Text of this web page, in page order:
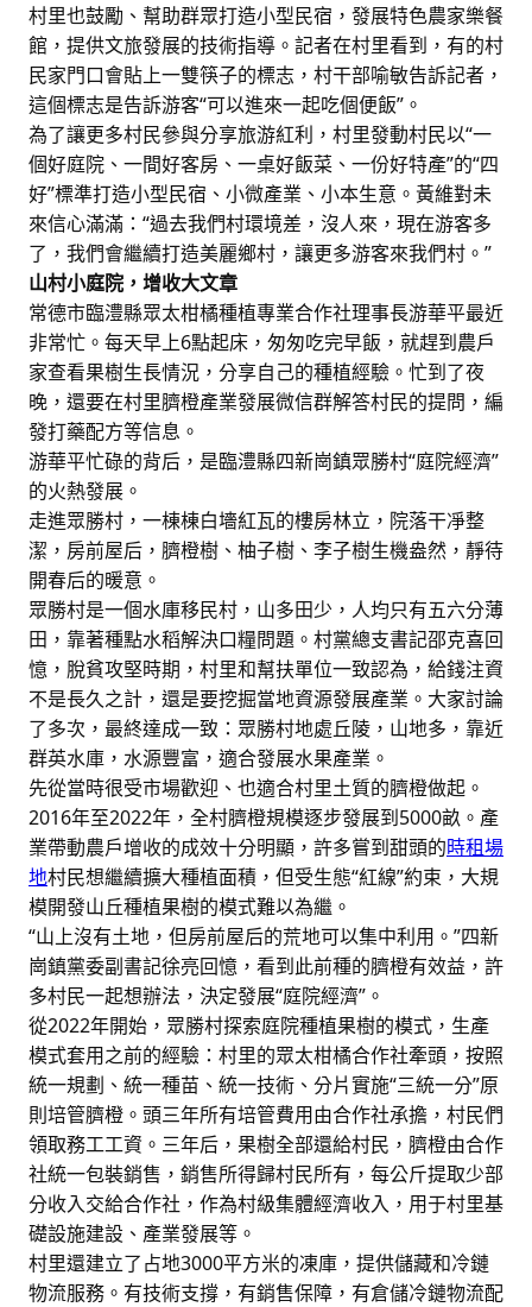
村里也鼓勵、幫助群眾打造小型民宿，發展特色農家樂餐
館，提供文旅發展的技術指導。記者在村里看到，有的村
民家門口會貼上一雙筷子的標志，村干部喻敏告訴記者，
這個標志是告訴游客“可以進來一起吃個便飯”。
為了讓更多村民參與分享旅游紅利，村里發動村民以“一
個好庭院、一間好客房、一桌好飯菜、一份好特產”的“四
好”標準打造小型民宿、小微產業、小本生意。黃維對未
來信心滿滿：“過去我們村環境差，沒人來，現在游客多
了，我們會繼續打造美麗鄉村，讓更多游客來我們村。”
山村小庭院，增收大文章
常德市臨澧縣眾太柑橘種植專業合作社理事長游華平最近
非常忙。每天早上6點起床，匆匆吃完早飯，就趕到農戶
家查看果樹生長情況，分享自己的種植經驗。忙到了夜
晚，還要在村里臍橙產業發展微信群解答村民的提問，編
發打藥配方等信息。
游華平忙碌的背后，是臨澧縣四新崗鎮眾勝村“庭院經濟”
的火熱發展。
走進眾勝村，一棟棟白墻紅瓦的樓房林立，院落干凈整
潔，房前屋后，臍橙樹、柚子樹、李子樹生機盎然，靜待
開春后的暖意。
眾勝村是一個水庫移民村，山多田少，人均只有五六分薄
田，靠著種點水稻解決口糧問題。村黨總支書記邵克喜回
憶，脫貧攻堅時期，村里和幫扶單位一致認為，給錢注資
不是長久之計，還是要挖掘當地資源發展產業。大家討論
了多次，最終達成一致：眾勝村地處丘陵，山地多，靠近
群英水庫，水源豐富，適合發展水果產業。
先從當時很受市場歡迎、也適合村里土質的臍橙做起。
2016年至2022年，全村臍橙規模逐步發展到5000畝。產
業帶動農戶增收的成效十分明顯，許多嘗到甜頭的時租場
地村民想繼續擴大種植面積，但受生態“紅線”約束，大規
模開發山丘種植果樹的模式難以為繼。
“山上沒有土地，但房前屋后的荒地可以集中利用。”四新
崗鎮黨委副書記徐亮回憶，看到此前種的臍橙有效益，許
多村民一起想辦法，決定發展“庭院經濟”。
從2022年開始，眾勝村探索庭院種植果樹的模式，生產
模式套用之前的經驗：村里的眾太柑橘合作社牽頭，按照
統一規劃、統一種苗、統一技術、分片實施“三統一分”原
則培管臍橙。頭三年所有培管費用由合作社承擔，村民們
領取務工工資。三年后，果樹全部還給村民，臍橙由合作
社統一包裝銷售，銷售所得歸村民所有，每公斤提取少部
分收入交給合作社，作為村級集體經濟收入，用于村里基
礎設施建設、產業發展等。
村里還建立了占地3000平方米的凍庫，提供儲藏和冷鏈
物流服務。有技術支撐，有銷售保障，有倉儲冷鏈物流配